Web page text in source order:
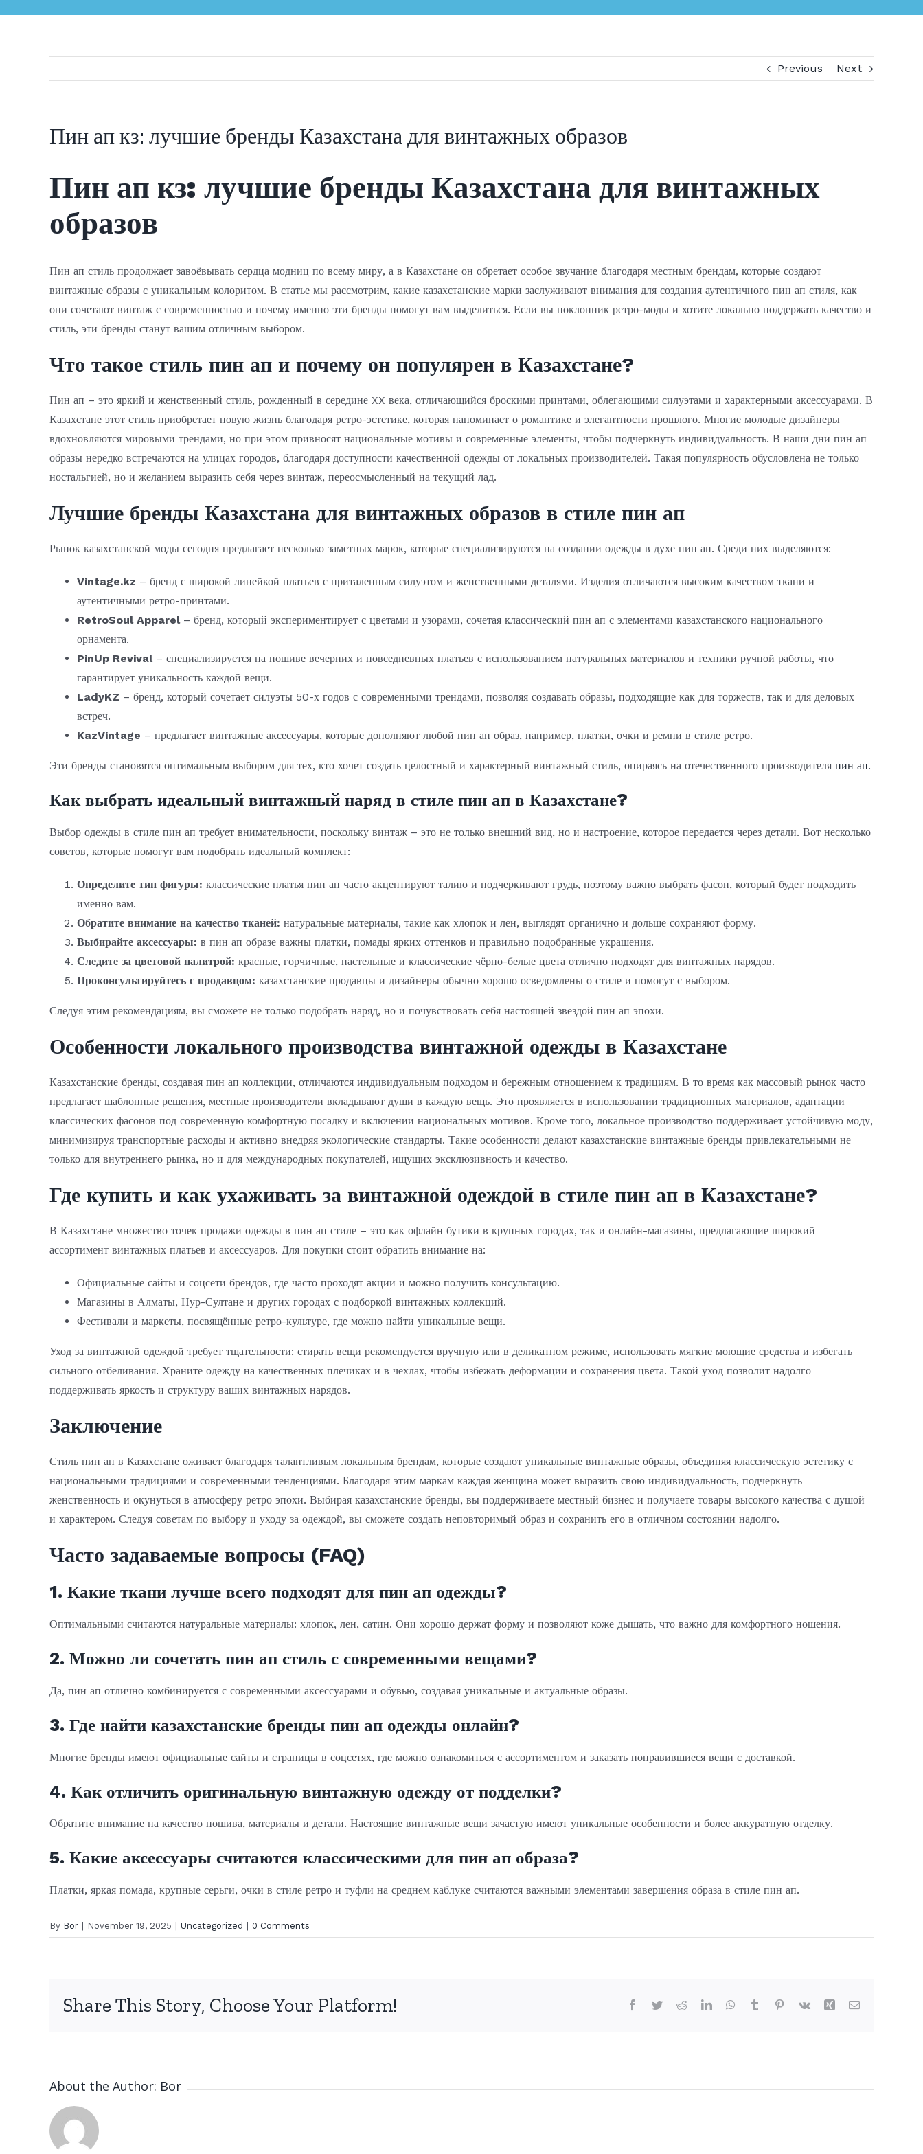
Previous Next
Пин ап кз: лучшие бренды Казахстана для винтажных образов
Пин ап кз: лучшие бренды Казахстана для винтажных
образов
Пин ап стиль продолжает завоёвывать сердца модниц по всему миру, а в Казахстане он обретает особое звучание благодаря местным брендам, которые создают
винтажные образы с уникальным колоритом. В статье мы рассмотрим, какие казахстанские марки заслуживают внимания для создания аутентичного пин ап стиля, как
они сочетают винтаж с современностью и почему именно эти бренды помогут вам выделиться. Если вы поклонник ретро-моды и хотите локально поддержать качество и
стиль, эти бренды станут вашим отличным выбором.
Что такое стиль пин ап и почему он популярен в Казахстане?
Пин ап – это яркий и женственный стиль, рожденный в середине XX века, отличающийся броскими принтами, облегающими силуэтами и характерными аксессуарами. В
Казахстане этот стиль приобретает новую жизнь благодаря ретро-эстетике, которая напоминает о романтике и элегантности прошлого. Многие молодые дизайнеры
вдохновляются мировыми трендами, но при этом привносят национальные мотивы и современные элементы, чтобы подчеркнуть индивидуальность. В наши дни пин ап
образы нередко встречаются на улицах городов, благодаря доступности качественной одежды от локальных производителей. Такая популярность обусловлена не только
ностальгией, но и желанием выразить себя через винтаж, переосмысленный на текущий лад.
Лучшие бренды Казахстана для винтажных образов в стиле пин ап
Рынок казахстанской моды сегодня предлагает несколько заметных марок, которые специализируются на создании одежды в духе пин ап. Среди них выделяются:
Vintage.kz – бренд с широкой линейкой платьев с приталенным силуэтом и женственными деталями. Изделия отличаются высоким качеством ткани и
аутентичными ретро-принтами.
RetroSoul Apparel– бренд, который экспериментирует с цветами и узорами, сочетая классический пин ап с элементами казахстанского национального
орнамента.
PinUp Revival– специализируется на пошиве вечерних и повседневных платьев с использованием натуральных материалов и техники ручной работы, что
гарантирует уникальность каждой вещи.
LadyKZ – бренд, который сочетает силуэты 50-х годов с современными трендами, позволяя создавать образы, подходящие как для торжеств, так и для деловых
встреч.
KazVintage – предлагает винтажные аксессуары, которые дополняют любой пин ап образ, например, платки, очки и ремни в стиле ретро.
Эти бренды становятся оптимальным выбором для тех, кто хочет создать целостный и характерный винтажный стиль, опираясь на отечественного производителя пин ап.
Как выбрать идеальный винтажный наряд в стиле пин ап в Казахстане?
Выбор одежды в стиле пин ап требует внимательности, поскольку винтаж – это не только внешний вид, но и настроение, которое передается через детали. Вот несколько
советов, которые помогут вам подобрать идеальный комплект:
Определите тип фигуры: классические платья пин ап часто акцентируют талию и подчеркивают грудь, поэтому важно выбрать фасон, который будет подходить
именно вам.
Обратите внимание на качество тканей: натуральные материалы, такие как хлопок и лен, выглядят органично и дольше сохраняют форму.
Выбирайте аксессуары: в пин ап образе важны платки, помады ярких оттенков и правильно подобранные украшения.
Следите за цветовой палитрой: красные, горчичные, пастельные и классические чёрно-белые цвета отлично подходят для винтажных нарядов.
Проконсультируйтесь с продавцом: казахстанские продавцы и дизайнеры обычно хорошо осведомлены о стиле и помогут с выбором.
Следуя этим рекомендациям, вы сможете не только подобрать наряд, но и почувствовать себя настоящей звездой пин ап эпохи.
Особенности локального производства винтажной одежды в Казахстане
Казахстанские бренды, создавая пин ап коллекции, отличаются индивидуальным подходом и бережным отношением к традициям. В то время как массовый рынок часто
предлагает шаблонные решения, местные производители вкладывают души в каждую вещь. Это проявляется в использовании традиционных материалов, адаптации
классических фасонов под современную комфортную посадку и включении национальных мотивов. Кроме того, локальное производство поддерживает устойчивую моду,
минимизируя транспортные расходы и активно внедряя экологические стандарты. Такие особенности делают казахстанские винтажные бренды привлекательными не
только для внутреннего рынка, но и для международных покупателей, ищущих эксклюзивность и качество.
Где купить и как ухаживать за винтажной одеждой в стиле пин ап в Казахстане?
В Казахстане множество точек продажи одежды в пин ап стиле – это как офлайн бутики в крупных городах, так и онлайн-магазины, предлагающие широкий
ассортимент винтажных платьев и аксессуаров. Для покупки стоит обратить внимание на:
Официальные сайты и соцсети брендов, где часто проходят акции и можно получить консультацию.
Магазины в Алматы, Нур-Султане и других городах с подборкой винтажных коллекций.
Фестивали и маркеты, посвящённые ретро-культуре, где можно найти уникальные вещи.
Уход за винтажной одеждой требует тщательности: стирать вещи рекомендуется вручную или в деликатном режиме, использовать мягкие моющие средства и избегать
сильного отбеливания. Храните одежду на качественных плечиках и в чехлах, чтобы избежать деформации и сохранения цвета. Такой уход позволит надолго
поддерживать яркость и структуру ваших винтажных нарядов.
Заключение
Стиль пин ап в Казахстане оживает благодаря талантливым локальным брендам, которые создают уникальные винтажные образы, объединяя классическую эстетику с
национальными традициями и современными тенденциями. Благодаря этим маркам каждая женщина может выразить свою индивидуальность, подчеркнуть
женственность и окунуться в атмосферу ретро эпохи. Выбирая казахстанские бренды, вы поддерживаете местный бизнес и получаете товары высокого качества с душой
и характером. Следуя советам по выбору и уходу за одеждой, вы сможете создать неповторимый образ и сохранить его в отличном состоянии надолго.
Часто задаваемые вопросы (FAQ)
1. Какие ткани лучше всего подходят для пин ап одежды?
Оптимальными считаются натуральные материалы: хлопок, лен, сатин. Они хорошо держат форму и позволяют коже дышать, что важно для комфортного ношения.
2. Можно ли сочетать пин ап стиль с современными вещами?
Да, пин ап отлично комбинируется с современными аксессуарами и обувью, создавая уникальные и актуальные образы.
3. Где найти казахстанские бренды пин ап одежды онлайн?
Многие бренды имеют официальные сайты и страницы в соцсетях, где можно ознакомиться с ассортиментом и заказать понравившиеся вещи с доставкой.
4. Как отличить оригинальную винтажную одежду от подделки?
Обратите внимание на качество пошива, материалы и детали. Настоящие винтажные вещи зачастую имеют уникальные особенности и более аккуратную отделку.
5. Какие аксессуары считаются классическими для пин ап образа?
Платки, яркая помада, крупные серьги, очки в стиле ретро и туфли на среднем каблуке считаются важными элементами завершения образа в стиле пин ап.
By Bor November 19, 2025 Uncategorized 0 Comments
Share This Story, Choose Your Platform! Facebook
TwitterRedditLinkedInWhatsApp
Tumblr Pinterest
Vk Xing Email
About the Author: Bor